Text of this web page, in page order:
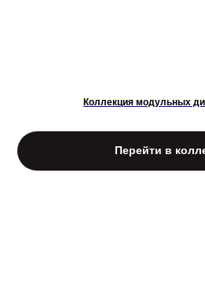
Коллекция модульных
Перейти в